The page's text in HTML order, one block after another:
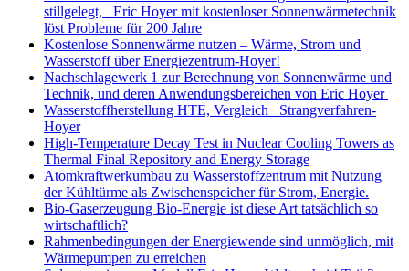
stillgelegt, Eric Hoyer mit kostenloser Sonnenwärmetechnik
löst Probleme für 200 Jahre
Kostenlose Sonnenwärme nutzen – Wärme, Strom und
Wasserstoff über Energiezentrum-Hoyer!
Nachschlagewerk 1 zur Berechnung von Sonnenwärme und
Technik, und deren Anwendungsbereichen von Eric Hoyer
Wasserstoffherstellung HTE, Vergleich Strangverfahren-
Hoyer
High-Temperature Decay Test in Nuclear Cooling Towers as
Thermal Final Repository and Energy Storage
Atomkraftwerkumbau zu Wasserstoffzentrum mit Nutzung
der Kühltürme als Zwischenspeicher für Strom, Energie.
Bio-Gaserzeugung Bio-Energie ist diese Art tatsächlich so
wirtschaftlich?
Rahmenbedingungen der Energiewende sind unmöglich, mit
Wärmepumpen zu erreichen